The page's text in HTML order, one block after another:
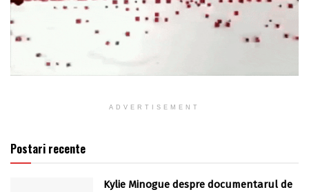
ADVERTISEMENT
Postari recente
Kylie Minogue despre documentarul de